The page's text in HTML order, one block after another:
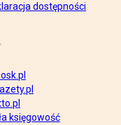
dostępności
księgowość